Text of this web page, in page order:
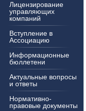
Лицензирование
управляющих
компаний
Вступление в
Ассоциацию
Информационные
бюллетени
Актуальные вопросы
и ответы
Нормативно-
правовые документы